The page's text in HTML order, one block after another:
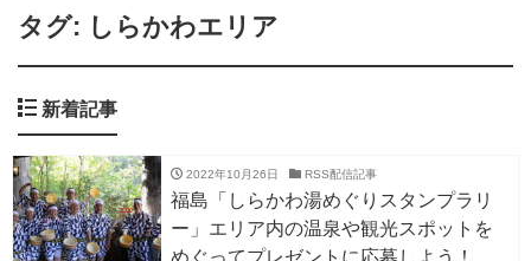
タグ: しらかわエリア
新着記事
2022年10月26日 RSS配信記事
福島「しらかわ湯めぐりスタンプラリ
ー」エリア内の温泉や観光スポットを
めぐってプレゼントに応募しよう！